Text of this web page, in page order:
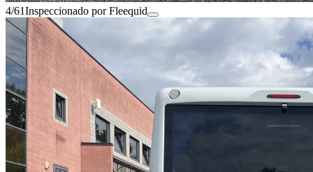
4/61Inspeccionado por Fleequid